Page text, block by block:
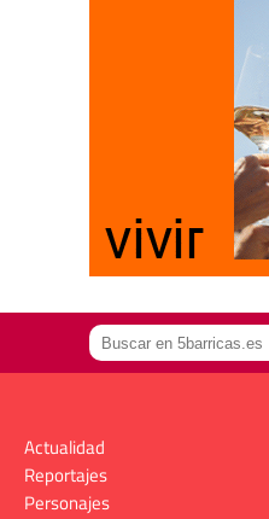
Actualidad
Reportajes
Personajes